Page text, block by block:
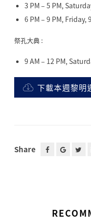
3 PM – 5 PM,
6 PM – 9 PM, Friday,
祭孔大典 :
9 AM – 12 PM,
下載本週黎明
Share